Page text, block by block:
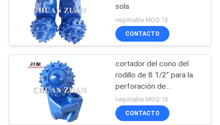
sola
negotiable MOQ:10
CONTACTO
cortador del cono del
rodillo de 8 1/2” para la
perforación de
HDD/cortador del cono
del taladro en la
construcción trenchless
negotiable MOQ:10
CONTACTO